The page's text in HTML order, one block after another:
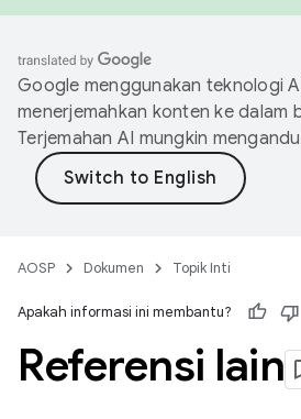
Google menggunakan teknologi
menerjemahkan konten ke dalam
Terjemahan AI mungkin
AOSP Dokumen Topik Inti
Apakah informasi ini membantu?
Referensi lain